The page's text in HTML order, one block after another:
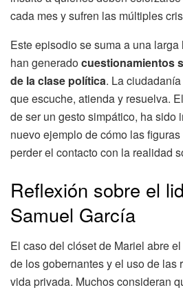
cada mes y sufren las múltiples
Este episodio se suma a una
han generadocuestionamientos
de la clase política. La
que escuche, atienda y resuelva.
de ser un gesto simpático, ha sido
nuevo ejemplo de cómo las
perder el contacto con la realidad
Reflexión sobre el
Samuel García
El caso del clóset de Mariel abre
de los gobernantes y el uso de las
vida privada. Muchos consideran